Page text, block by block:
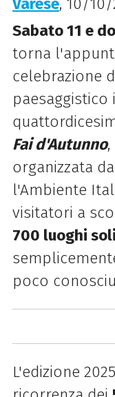
Sabato 11 e
torna
celebrazione
Fai d'Autunno,
organizzata
l'Ambiente
visitatori a
700 luoghi
poco
L'edizione